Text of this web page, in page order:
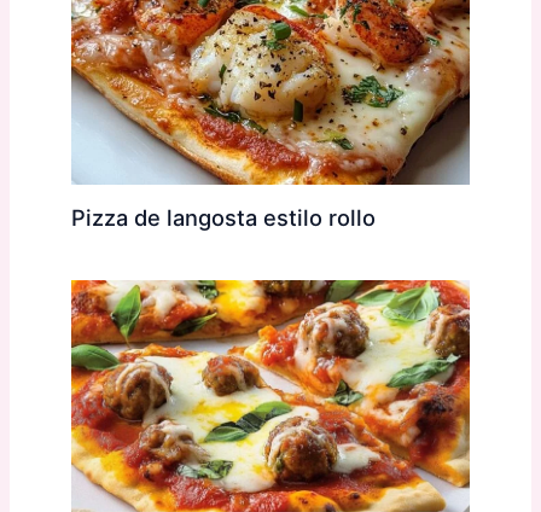
Pizza de langosta estilo rollo